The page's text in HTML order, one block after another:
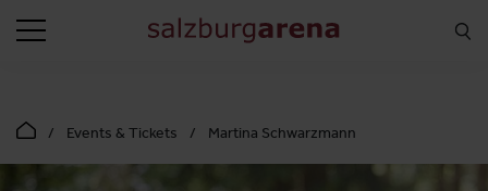
Events & Tickets Martina Schwarzmann